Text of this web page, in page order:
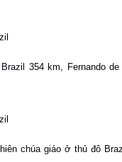
354 km, Fernando
chúa giáo ở thủ đô